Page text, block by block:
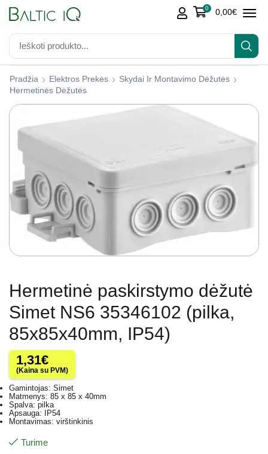
0 0,00€
Pradžia Elektros Prekės
Skydai Ir Montavimo Dėžutės
Hermetinės Dėžutės
Hermetinė paskirstymo dėžutė
Simet NS6 35346102 (pilka,
85x85x40mm, IP54)
1,31€
(Kaina su PVM)
Gamintojas: Simet
Matmenys: 85 x 85 x 40mm
Spalva: pilka
Apsauga: IP54
Montavimas: virštinkinis
Turime